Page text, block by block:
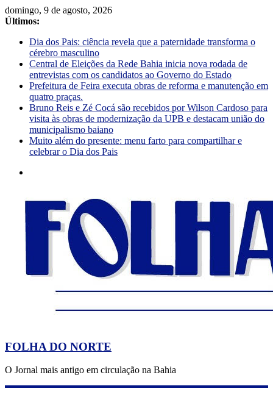
domingo, 9 de agosto, 2026
Últimos:
Dia dos Pais: ciência revela que a paternidade transforma o
cérebro masculino
Central de Eleições da Rede Bahia inicia nova rodada de
entrevistas com os candidatos ao Governo do Estado
Prefeitura de Feira executa obras de reforma e manutenção em
quatro praças.
Bruno Reis e Zé Cocá são recebidos por Wilson Cardoso para
visita às obras de modernização da UPB e destacam união do
municipalismo baiano
Muito além do presente: menu farto para compartilhar e
celebrar o Dia dos Pais
FOLHA DO NORTE
O Jornal mais antigo em circulação na Bahia